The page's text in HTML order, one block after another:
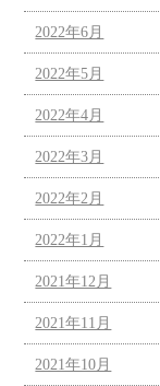
2022年6月
2022年5月
2022年4月
2022年3月
2022年2月
2022年1月
2021年12月
2021年11月
2021年10月